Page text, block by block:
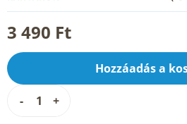
3 490 Ft
Hozzáadás a